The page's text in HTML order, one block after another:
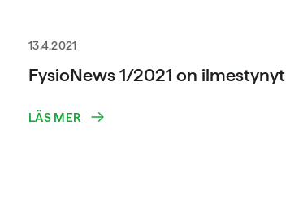
13.4.2021
FysioNews 1/2021 on ilmestynyt
LÄS MER